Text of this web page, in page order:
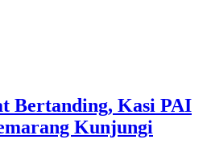
Bertanding, Kasi PAI
Kunjungi